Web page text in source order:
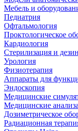
Мебель и
Педиатрия
Офтальмология
Проктологическое
Кардиология
Стерилизация и
Урология
Физиотерапия
Аппараты для
Эндоскопия
Медицинские
Медицинские
Дозиметрическое
Радиационная